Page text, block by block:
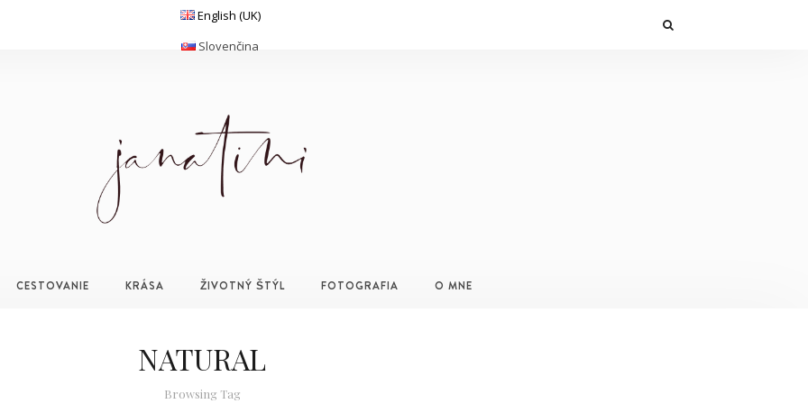
English (UK)
Slovenčina
CESTOVANIE KRÁSA ŽIVOTNÝ ŠTÝL FOTOGRAFIA O MNE
NATURAL
Browsing Tag